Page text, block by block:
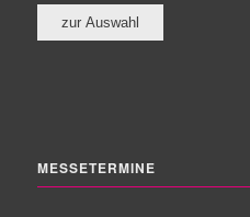
MESSETERMINE